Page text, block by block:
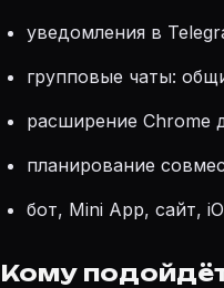
уведомления в
групповые чаты:
расширение Chrome
планирование
бот, Mini App, сайт,
Кому